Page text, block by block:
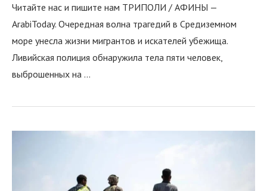
Читайте нас и пишите нам ТРИПОЛИ / АФИНЫ —
ArabiToday. Очередная волна трагедий в Средиземном
море унесла жизни мигрантов и искателей убежища.
Ливийская полиция обнаружила тела пяти человек,
выброшенных на …